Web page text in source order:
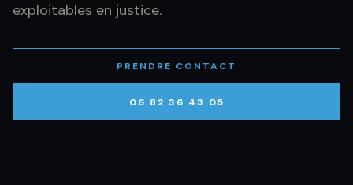
exploitables en justice.
PRENDRE CONTACT
06 82 36 43 05